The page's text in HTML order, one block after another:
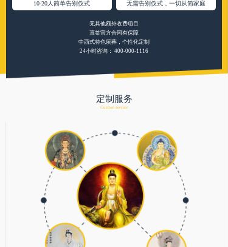
10-20人简单告别仪式 无需告别仪式，一切从简家庭
无其他额外收费项目
直签官方合同有保障
中西式特色殡葬，个性化定制
24小时咨询： 400-000-1116
定制服务
Custom service